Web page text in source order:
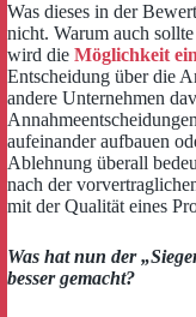
Was dieses in der
nicht. Warum auch
wird die Möglichkeit
Entscheidung über die
andere Unternehmen
aufeinander aufbauen
Ablehnung überall
nach der
mit der Qualität eines
Was hat nun der
besser gemacht?